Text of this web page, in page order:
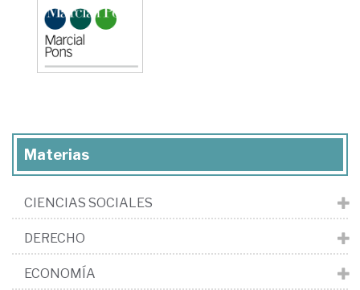
Materias
CIENCIAS SOCIALES
DERECHO
ECONOMÍA